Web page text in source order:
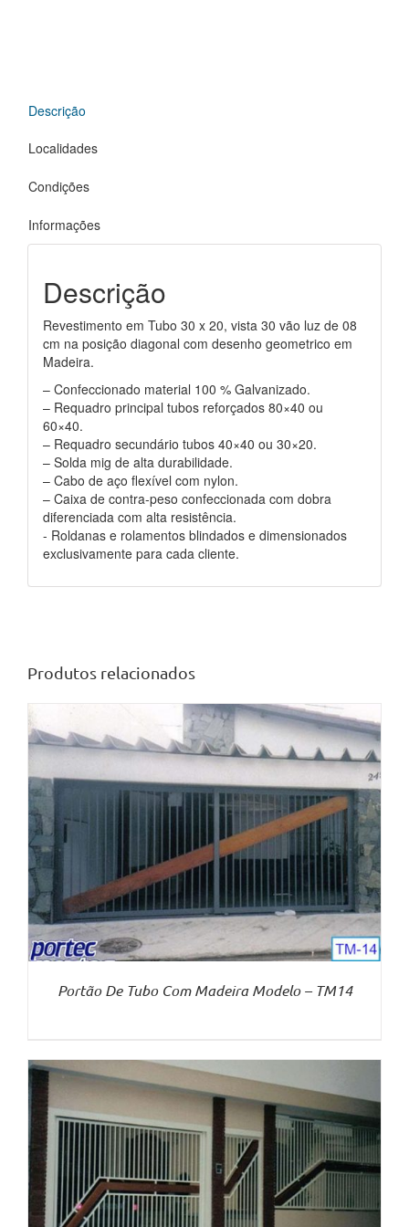
Descrição
Localidades
Condições
Informações
Descrição
Revestimento em Tubo 30 x 20, vista 30 vão luz de 08
cm na posição diagonal com desenho geometrico em
Madeira.
– Confeccionado material 100 % Galvanizado.
– Requadro principal tubos reforçados 80×40 ou
60×40.
– Requadro secundário tubos 40×40 ou 30×20.
– Solda mig de alta durabilidade.
– Cabo de aço flexível com nylon.
– Caixa de contra-peso confeccionada com dobra
diferenciada com alta resistência.
​- Roldanas e rolamentos blindados e dimensionados
exclusivamente para cada cliente.
Produtos relacionados
Portão De Tubo Com Madeira Modelo – TM14